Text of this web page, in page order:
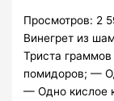
Просмотров: 2
Винегрет из
Триста
помидоров; —
— Одно кислое